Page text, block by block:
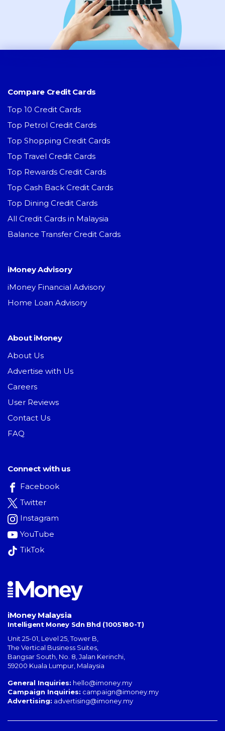
Compare Credit Cards
Top 10 Credit Cards
Top Petrol Credit Cards
Top Shopping Credit Cards
Top Travel Credit Cards
Top Rewards Credit Cards
Top Cash Back Credit Cards
Top Dining Credit Cards
All Credit Cards in Malaysia
Balance Transfer Credit Cards
iMoney Advisory
iMoney Financial Advisory
Home Loan Advisory
About iMoney
About Us
Advertise with Us
Careers
User Reviews
Contact Us
FAQ
Connect with us
Facebook
Twitter
Instagram
YouTube
TikTok
iMoney Malaysia
Intelligent Money Sdn Bhd (1005180-T)
Unit 25-01, Level 25, Tower B,
The Vertical Business Suites
Bangsar South No. 8, Jalan Kerinchi
59200 Kuala Lumpur Malaysia
General Inquiries: hello@imoney.my
Campaign Inquiries: campaign@imoney.my
Advertising: advertising@imoney.my